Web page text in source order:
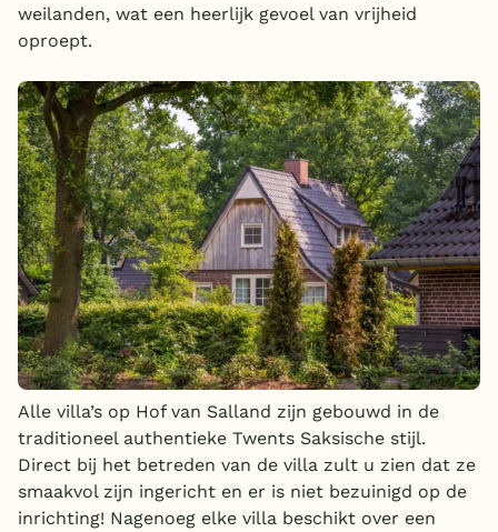
weilanden, wat een heerlijk gevoel van vrijheid
oproept.
Alle villa’s op Hof van Salland zijn gebouwd in de
traditioneel authentieke Twents Saksische stijl.
Direct bij het betreden van de villa zult u zien dat ze
smaakvol zijn ingericht en er is niet bezuinigd op de
inrichting! Nagenoeg elke villa beschikt over een